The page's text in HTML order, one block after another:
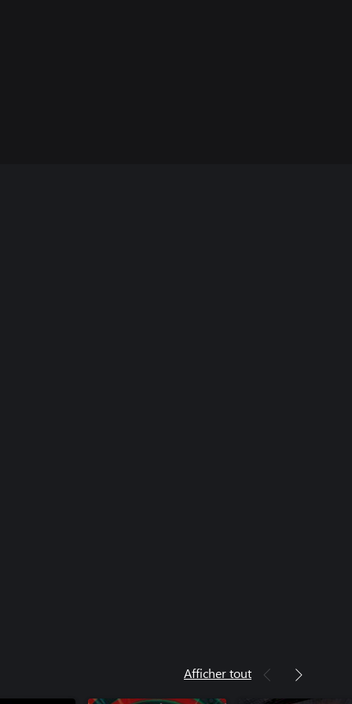
Afficher tout